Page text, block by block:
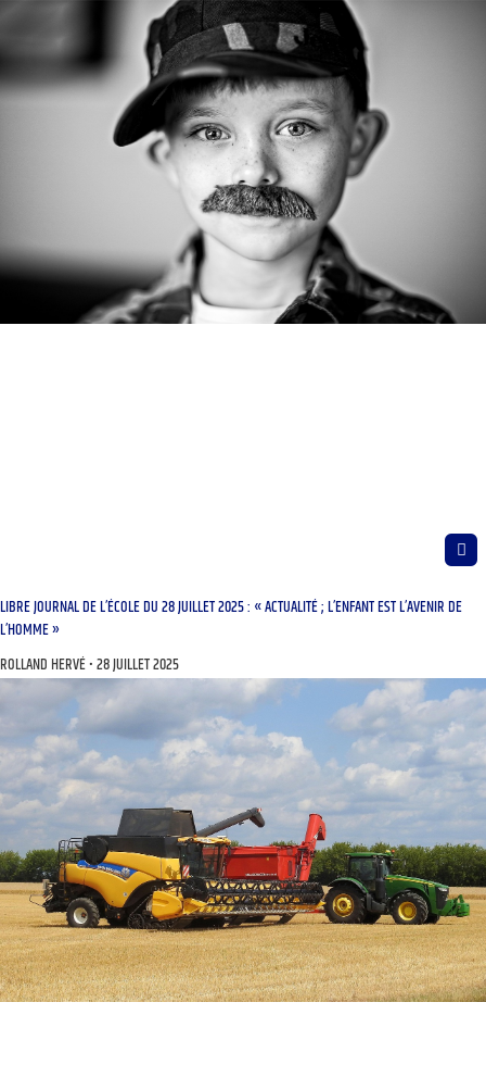
LIBRE JOURNAL DE L’ÉCOLE DU 28 JUILLET 2025 : « ACTUALITÉ ; L’ENFANT EST L’AVENIR DE
L’HOMME »
ROLLAND HERVÉ 28 JUILLET 2025